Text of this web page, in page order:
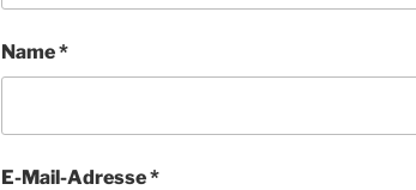
Name*
E-Mail-Adresse*